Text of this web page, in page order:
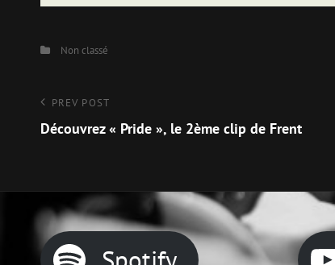
CategoriesNon classé
Navigation
de
Previous
Post
PREV POST
Découvrez « Pride », le 2ème clip de Frent